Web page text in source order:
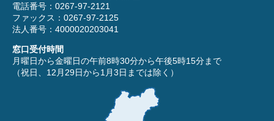
電話番号：0267-97-2121
ファックス：0267-97-2125
法人番号：4000020203041
窓口受付時間
月曜日から金曜日の午前8時30分から午後5時15分まで
（祝日、12月29日から1月3日までは除く）